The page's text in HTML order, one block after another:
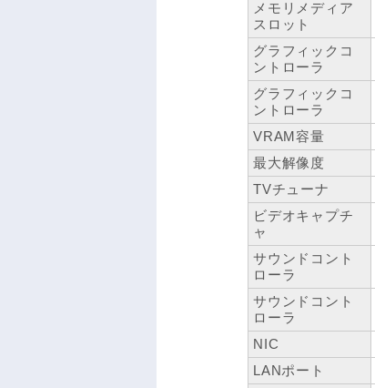
メモリメディア
スロット
グラフィックコ
ントローラ
グラフィックコ
ントローラ
VRAM容量
最大解像度
TVチューナ
ビデオキャプチ
ャ
サウンドコント
ローラ
サウンドコント
ローラ
NIC
LANポート